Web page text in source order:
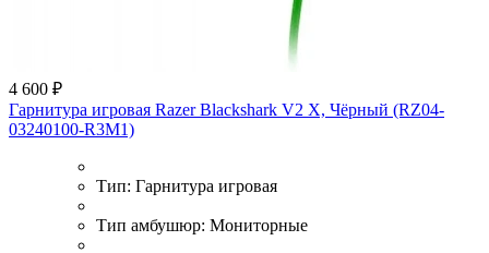
4 600 ₽
Гарнитура игровая Razer Blackshark V2 X, Чёрный (RZ04-
03240100-R3M1)
Тип: Гарнитура игровая
Тип амбушюр: Мониторные